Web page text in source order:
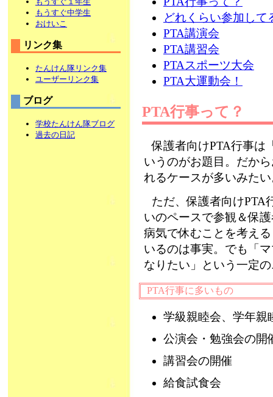
もうすぐ中学生
おけいこ
リンク集
たんけん隊リンク集
ユーザーリンク集
ブログ
学校たんけん隊ブログ
過去の日記
どれくらい参加して
PTA講演会
PTA講習会
PTAスポーツ大会
PTA大運動会！
PTA行事って？
保護者向けPTA行事は
いうのがお題目。だか
れるケースが多いみた
ただ、保護者向けPTA
いのペースで参観＆保
病気で休むことを考え
いるのは事実。でも「
なりたい」という一定
PTA行事に多いもの
学級親睦会、学年
公演会・勉強会の
講習会の開催
給食試食会